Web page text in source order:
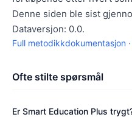
Denne siden ble sist
Dataversjon: 0.0.
Full metodikkdokumentasjon ·
Ofte stilte spørsmål
Er Smart Education Plus